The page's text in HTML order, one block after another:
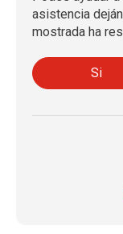
asistencia
mostrada ha
Si